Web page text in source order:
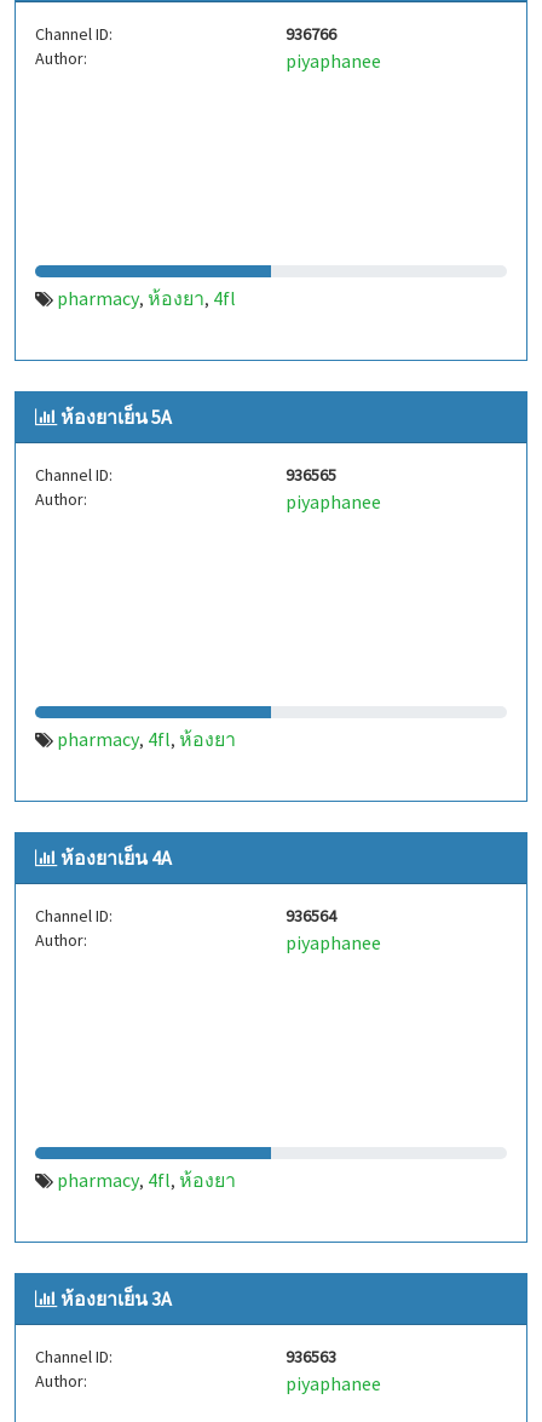
Channel ID:
936766
Author:
piyaphanee
pharmacy, ห้องยา, 4fl
ห้องยาเย็น 5A
Channel ID:
936565
Author:
piyaphanee
pharmacy, 4fl, ห้องยา
ห้องยาเย็น 4A
Channel ID:
936564
Author:
piyaphanee
pharmacy, 4fl, ห้องยา
ห้องยาเย็น 3A
Channel ID:
936563
Author:
piyaphanee